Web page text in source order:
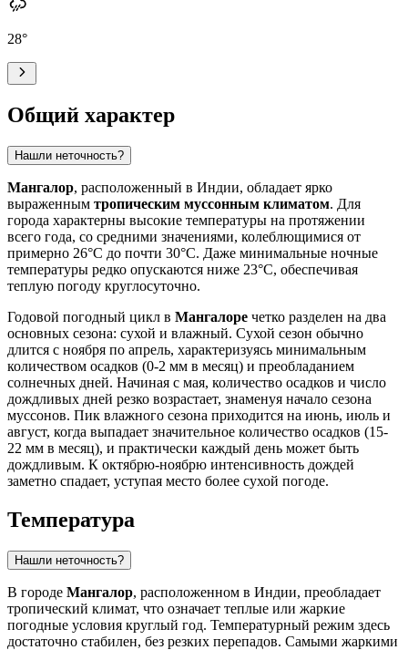
28°
Общий характер
Нашли неточность?
Мангалор, расположенный в Индии, обладает ярко
выраженным тропическим муссонным климатом. Для
города характерны высокие температуры на протяжении
всего года, со средними значениями, колеблющимися от
примерно 26°C до почти 30°C. Даже минимальные ночные
температуры редко опускаются ниже 23°C, обеспечивая
теплую погоду круглосуточно.
Годовой погодный цикл в Мангалоре четко разделен на два
основных сезона: сухой и влажный. Сухой сезон обычно
длится с ноября по апрель, характеризуясь минимальным
количеством осадков (0-2 мм в месяц) и преобладанием
солнечных дней. Начиная с мая, количество осадков и число
дождливых дней резко возрастает, знаменуя начало сезона
муссонов. Пик влажного сезона приходится на июнь, июль и
август, когда выпадает значительное количество осадков (15-
22 мм в месяц), и практически каждый день может быть
дождливым. К октябрю-ноябрю интенсивность дождей
заметно спадает, уступая место более сухой погоде.
Температура
Нашли неточность?
В городе Мангалор, расположенном в Индии, преобладает
тропический климат, что означает теплые или жаркие
погодные условия круглый год. Температурный режим здесь
достаточно стабилен, без резких перепадов. Самыми жаркими